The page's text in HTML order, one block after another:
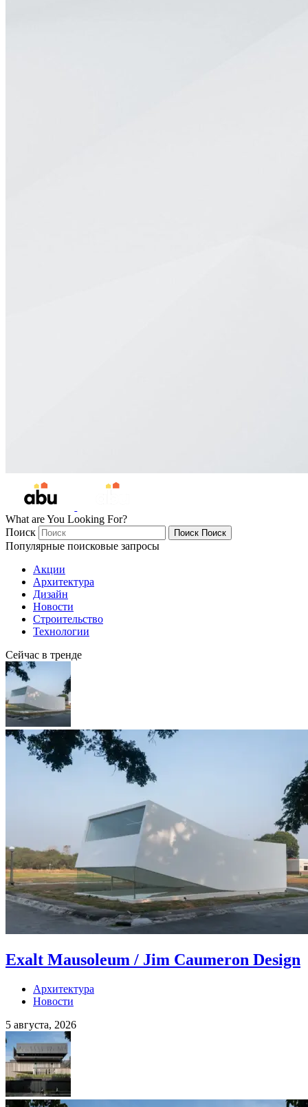
What are You Looking For?
Поиск
Поиск Поиск
Популярные поисковые запросы
Акции
Архитектура
Дизайн
Новости
Строительство
Технологии
Сейчас в тренде
Exalt Mausoleum / Jim Caumeron Design
Архитектура
Новости
5 августа, 2026